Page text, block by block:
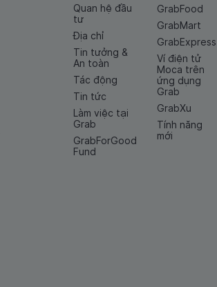
Quan hệ đầu
tư
Địa chỉ
Tin tưởng &
An toàn
Tác động
Tin tức
Làm việc tại
Grab
GrabForGood
Fund
GrabFood
GrabMart
GrabExpress
Ví điện tử
Moca trên
ứng dụng
Grab
GrabXu
Tính năng
mới